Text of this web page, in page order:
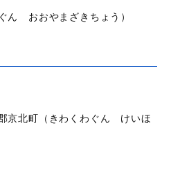
ん おおやまざきちょう）
京北町（きわくわぐん けいほ